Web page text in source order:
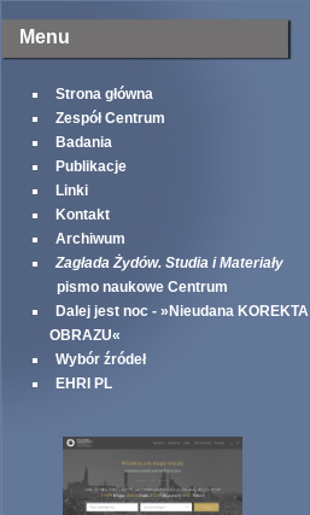
Menu
Strona główna
Zespół Centrum
Badania
Publikacje
Linki
Kontakt
Archiwum
Zagłada Żydów. Studia i Materiały
pismo naukowe Centrum
Dalej jest noc - »Nieudana KOREKTA
OBRAZU«
Wybór źródeł
EHRI PL